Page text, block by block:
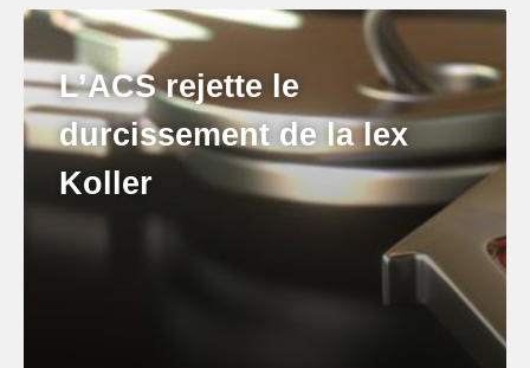
L’ACS rejette le
durcissement de la lex
Koller